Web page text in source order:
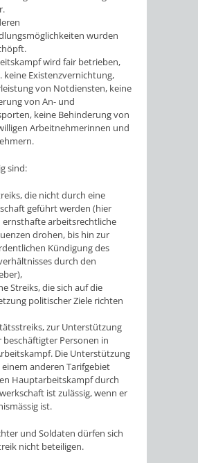
wurden
wird fair betrieben,
keine Existenzvernichtung,
von Notdiensten, keine
von An- und
keine Behinderung von
Arbeitnehmerinnen und
sind:
die nicht durch eine
geführt werden (hier
ernsthafte arbeitsrechtliche
drohen, bis hin zur
Kündigung des
durch den
Streiks, die sich auf die
politischer Ziele richten
zur Unterstützung
beschäftigter Personen in
Die Unterstützung
einem anderen Tarifgebiet
Hauptarbeitskampf durch
ist zulässig, wenn er
ist.
und Soldaten dürfen sich
nicht beteiligen.